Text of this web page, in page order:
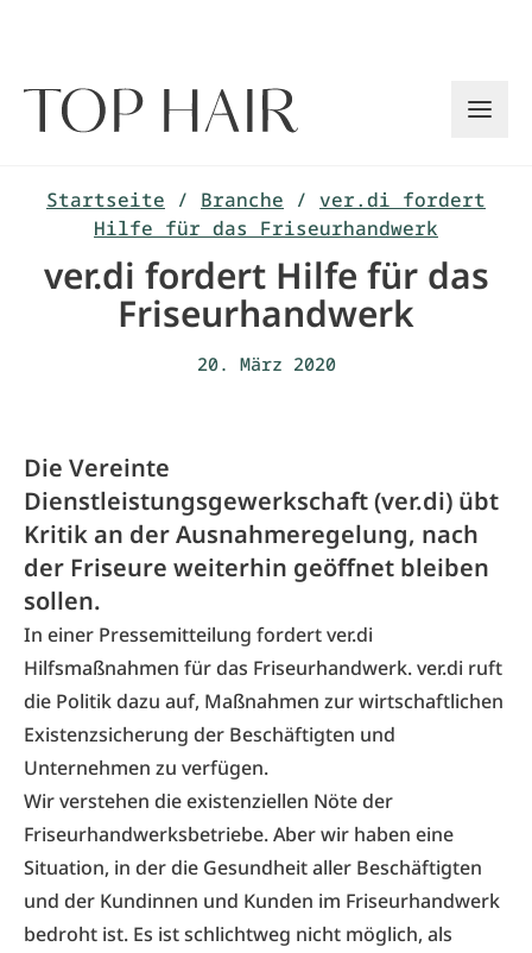
Startseite / Branche / ver.di fordert
Hilfe für das Friseurhandwerk
ver.di fordert Hilfe für das
Friseurhandwerk
20. März 2020
Die Vereinte
Dienstleistungsgewerkschaft (ver.di) übt
Kritik an der Ausnahmeregelung, nach
der Friseure weiterhin geöffnet bleiben
sollen.
In einer Pressemitteilung fordert ver.di
Hilfsmaßnahmen für das Friseurhandwerk. ver.di ruft
die Politik dazu auf, Maßnahmen zur wirtschaftlichen
Existenzsicherung der Beschäftigten und
Unternehmen zu verfügen.
Wir verstehen die existenziellen Nöte der
Friseurhandwerksbetriebe. Aber wir haben eine
Situation, in der die Gesundheit aller Beschäftigten
und der Kundinnen und Kunden im Friseurhandwerk
bedroht ist. Es ist schlichtweg nicht möglich, als